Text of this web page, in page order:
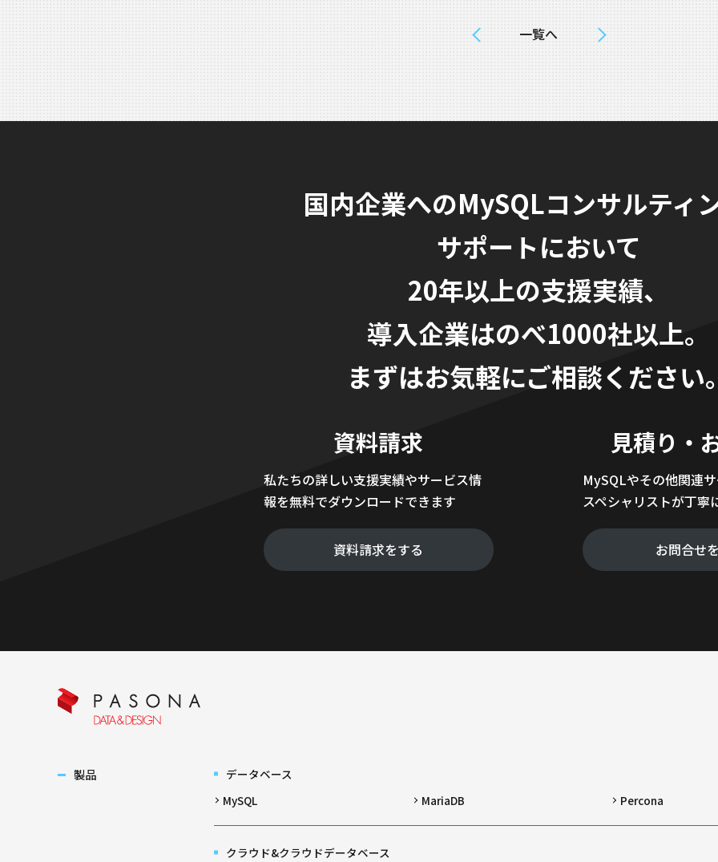
一覧へ
国内企業へのMySQLコンサルティ
サポートにおいて
20年以上の支援実績、
導入企業はのべ1000社以上。
まずはお気軽にご相談ください
資料請求
私たちの詳しい支援実績やサービス情
報を無料でダウンロードできます
資料請求をする
見積り・
MySQLやその他関連
スペシャリストが丁寧
お問合せ
製品
データベース
MySQL
MariaDB Percona
クラウド&クラウドデータベース